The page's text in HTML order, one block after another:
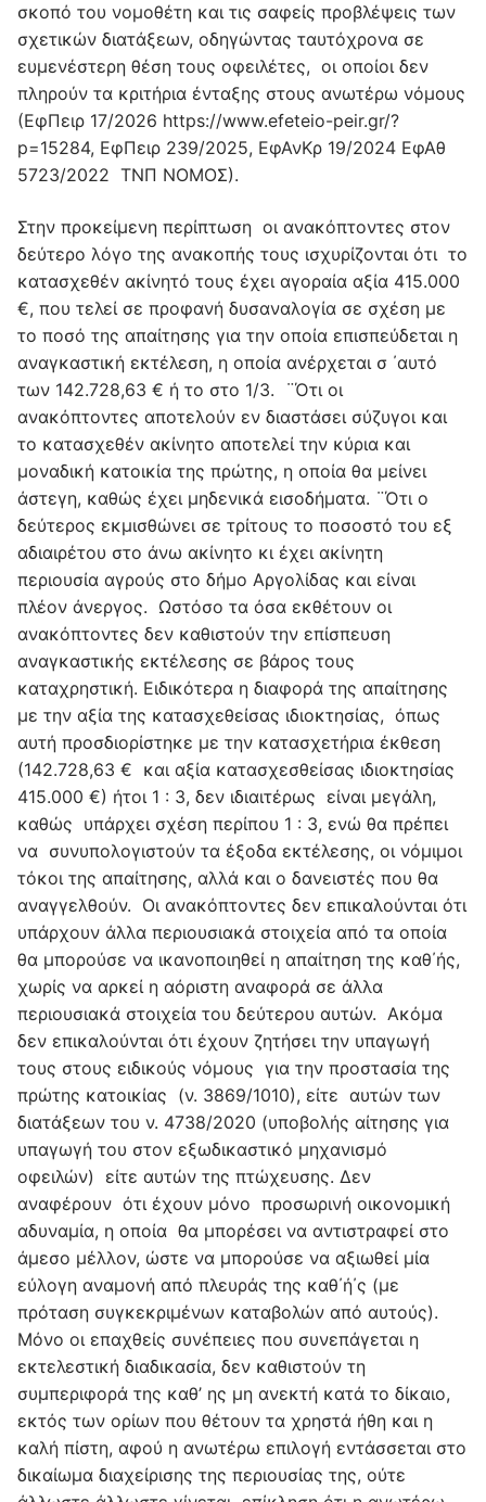
σκοπό του νομοθέτη και τις σαφείς προβλέψεις των
σχετικών διατάξεων, οδηγώντας ταυτόχρονα σε
ευμενέστερη θέση τους οφειλέτες, οι οποίοι δεν
πληρούν τα κριτήρια ένταξης στους ανωτέρω νόμους
(ΕφΠειρ 17/2026 https://www.efeteio-peir.gr/?
p=15284, ΕφΠειρ 239/2025, ΕφΑνΚρ 19/2024 ΕφΑθ
5723/2022 ΤΝΠ ΝΟΜΟΣ).
Στην προκείμενη περίπτωση οι ανακόπτοντες στον
δεύτερο λόγο της ανακοπής τους ισχυρίζονται ότι το
κατασχεθέν ακίνητό τους έχει αγοραία αξία 415.000
€, που τελεί σε προφανή δυσαναλογία σε σχέση με
το ποσό της απαίτησης για την οποία επισπεύδεται η
αναγκαστική εκτέλεση, η οποία ανέρχεται σ ΄αυτό
των 142.728,63 € ή το στο 1/3. ¨Ότι οι
ανακόπτοντες αποτελούν εν διαστάσει σύζυγοι και
το κατασχεθέν ακίνητο αποτελεί την κύρια και
μοναδική κατοικία της πρώτης, η οποία θα μείνει
άστεγη, καθώς έχει μηδενικά εισοδήματα. ¨Ότι ο
δεύτερος εκμισθώνει σε τρίτους το ποσοστό του εξ
αδιαιρέτου στο άνω ακίνητο κι έχει ακίνητη
περιουσία αγρούς στο δήμο Αργολίδας και είναι
πλέον άνεργος. Ωστόσο τα όσα εκθέτουν οι
ανακόπτοντες δεν καθιστούν την επίσπευση
αναγκαστικής εκτέλεσης σε βάρος τους
καταχρηστική. Ειδικότερα η διαφορά της απαίτησης
με την αξία της κατασχεθείσας ιδιοκτησίας, όπως
αυτή προσδιορίστηκε με την κατασχετήρια έκθεση
(142.728,63 € και αξία κατασχεσθείσας ιδιοκτησίας
415.000 €) ήτοι 1 : 3, δεν ιδιαιτέρως είναι μεγάλη,
καθώς υπάρχει σχέση περίπου 1 : 3, ενώ θα πρέπει
να συνυπολογιστούν τα έξοδα εκτέλεσης, οι νόμιμοι
τόκοι της απαίτησης, αλλά και ο δανειστές που θα
αναγγελθούν. Οι ανακόπτοντες δεν επικαλούνται ότι
υπάρχουν άλλα περιουσιακά στοιχεία από τα οποία
θα μπορούσε να ικανοποιηθεί η απαίτηση της καθ΄ής,
χωρίς να αρκεί η αόριστη αναφορά σε άλλα
περιουσιακά στοιχεία του δεύτερου αυτών. Ακόμα
δεν επικαλούνται ότι έχουν ζητήσει την υπαγωγή
τους στους ειδικούς νόμους για την προστασία της
πρώτης κατοικίας (ν. 3869/1010), είτε αυτών των
διατάξεων του ν. 4738/2020 (υποβολής αίτησης για
υπαγωγή του στον εξωδικαστικό μηχανισμό
οφειλών) είτε αυτών της πτώχευσης. Δεν
αναφέρουν ότι έχουν μόνο προσωρινή οικονομική
αδυναμία, η οποία θα μπορέσει να αντιστραφεί στο
άμεσο μέλλον, ώστε να μπορούσε να αξιωθεί μία
εύλογη αναμονή από πλευράς της καθ΄ή΄ς (με
πρόταση συγκεκριμένων καταβολών από αυτούς).
Μόνο οι επαχθείς συνέπειες που συνεπάγεται η
εκτελεστική διαδικασία, δεν καθιστούν τη
συμπεριφορά της καθ’ ης μη ανεκτή κατά το δίκαιο,
εκτός των ορίων που θέτουν τα χρηστά ήθη και η
καλή πίστη, αφού η ανωτέρω επιλογή εντάσσεται στο
δικαίωμα διαχείρισης της περιουσίας της, ούτε